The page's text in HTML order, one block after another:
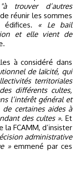
"à trouver d’autres
réunir les sommes
« Le bail
et elle vient de
à considéré dans
de laïcité, qui
territoriales
différents cultes,
l’intérêt général et
certaines aides à
des cultes ». Et
FCAMM, d’insister
administrative
» emmené par ces